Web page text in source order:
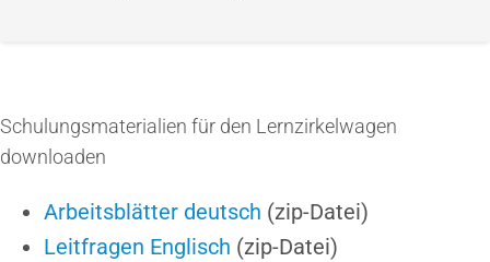
Schulungsmaterialien für den Lernzirkelwagen
downloaden
Arbeitsblätter deutsch (zip-Datei)
Leitfragen Englisch (zip-Datei)